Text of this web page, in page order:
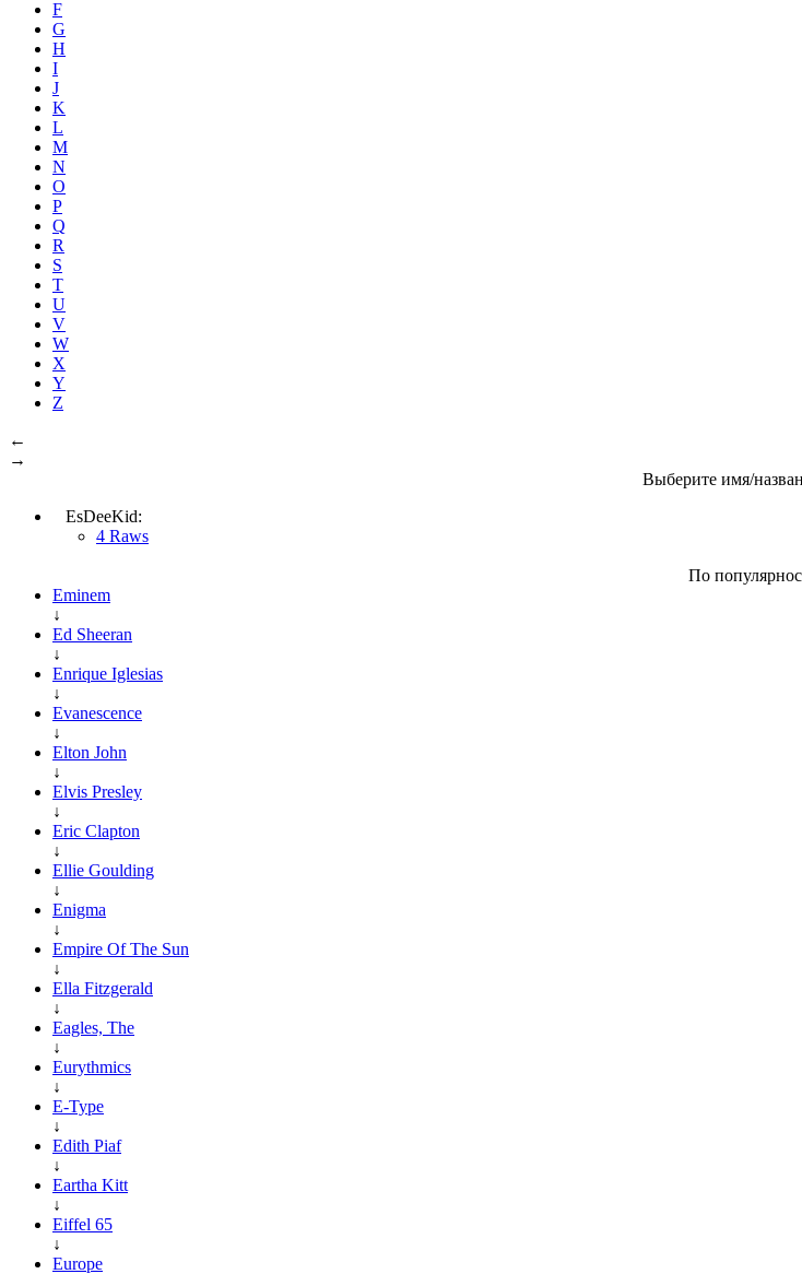
F
G
H
I
J
K
L
M
N
O
P
Q
R
S
T
U
V
W
X
Y
Z
←
→
Выберите имя/
EsDeeKid:
4 Raws
По
Eminem
↓
Ed Sheeran
↓
Enrique Iglesias
↓
Evanescence
↓
Elton John
↓
Elvis Presley
↓
Eric Clapton
↓
Ellie Goulding
↓
Enigma
↓
Empire Of The Sun
↓
Ella Fitzgerald
↓
Eagles, The
↓
Eurythmics
↓
E-Type
↓
Edith Piaf
↓
Eartha Kitt
↓
Eiffel 65
↓
Europe